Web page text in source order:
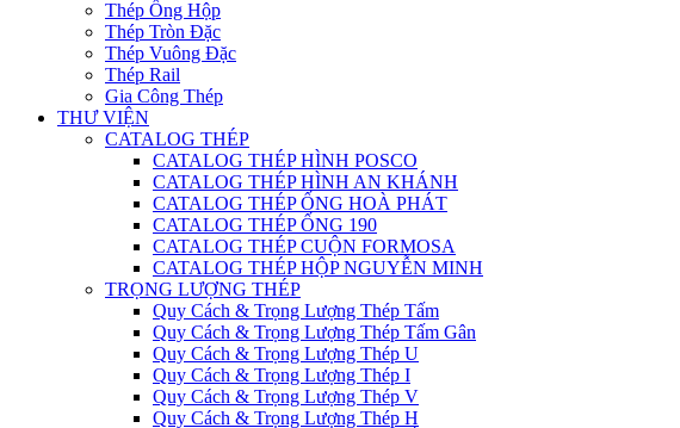
Thép Ống Hộp
Thép Tròn Đặc
Thép Vuông Đặc
Thép Rail
Gia Công Thép
THƯ VIỆN
CATALOG THÉP
CATALOG THÉP HÌNH POSCO
CATALOG THÉP HÌNH AN KHÁNH
CATALOG THÉP ỐNG HOÀ PHÁT
CATALOG THÉP ỐNG 190
CATALOG THÉP CUỘN FORMOSA
CATALOG THÉP HỘP NGUYỄN MINH
TRỌNG LƯỢNG THÉP
Quy Cách & Trọng Lượng Thép Tấm
Quy Cách & Trọng Lượng Thép Tấm Gân
Quy Cách & Trọng Lượng Thép U
Quy Cách & Trọng Lượng Thép I
Quy Cách & Trọng Lượng Thép V
Quy Cách & Trọng Lượng Thép H